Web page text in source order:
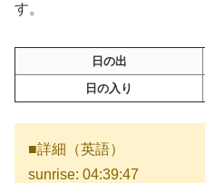
す。
日の出
日の入り
■詳細（英語）
sunrise: 04:39:47